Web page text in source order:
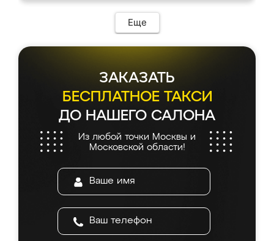
Еще
ЗАКАЗАТЬ
БЕСПЛАТНОЕ ТАКСИ
ДО НАШЕГО САЛОНА
Из любой точки Москвы и
Московской области!